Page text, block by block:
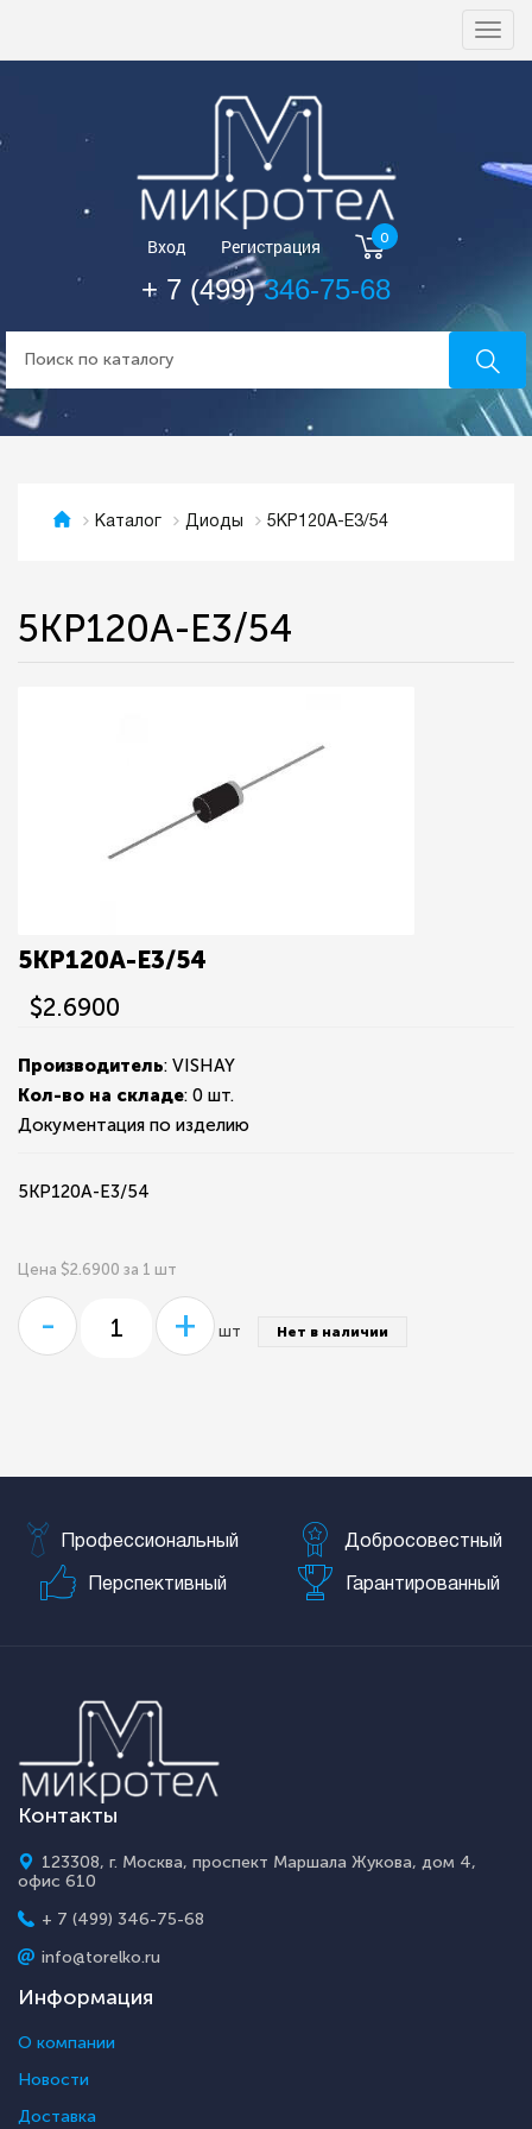
Вход Регистрация 0
+ 7 (499)346-75-68
Каталог Диоды 5KP120A-E3/54
5KP120A-E3/54
5KP120A-E3/54
$2.6900
Производитель: VISHAY
Кол-во на складе: 0 шт.
Документация по изделию
5KP120A-E3/54
Цена $2.6900 за 1 шт
- + шт Нет в наличии
Профессиональный Добросовестный
Перспективный Гарантированный
Контакты
123308, г. Москва, проспект Маршала Жукова, дом 4,
офис 610
+ 7 (499) 346-75-68
info@torelko.ru
Информация
О компании
Новости
Доставка